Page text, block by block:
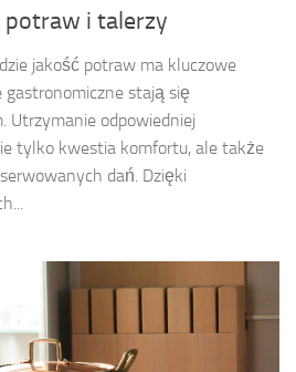
potraw i talerzy
jakość potraw ma kluczowe
gastronomiczne stają się
Utrzymanie odpowiedniej
tylko kwestia komfortu, ale także
dań. Dzięki